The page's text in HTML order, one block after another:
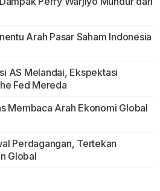
Arah Pasar Saham Indonesia
AS Melandai, Ekspektasi
Fed Mereda
Membaca Arah Ekonomi Global
Perdagangan, Tertekan
Global